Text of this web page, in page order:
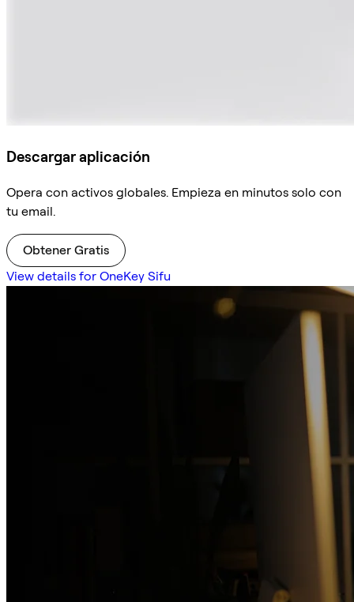
Descargar aplicación
Opera con activos globales. Empieza en minutos solo con
tu email.
Obtener Gratis
View details for OneKey Sifu